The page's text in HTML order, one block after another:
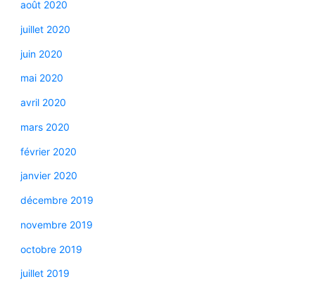
août 2020
juillet 2020
juin 2020
mai 2020
avril 2020
mars 2020
février 2020
janvier 2020
décembre 2019
novembre 2019
octobre 2019
juillet 2019